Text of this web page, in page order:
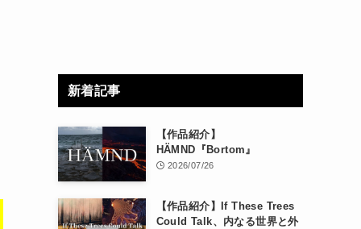
新着記事
【作品紹介】
HÄMND『Bortom』
2026/07/26
【作品紹介】If These Trees
Could Talk、内なる世界と外